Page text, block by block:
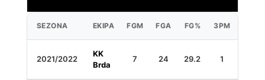
SEZONA EKIPA FGM FGA FG% 3PM
2021/2022
KK
Brda
7 24 29.2 1